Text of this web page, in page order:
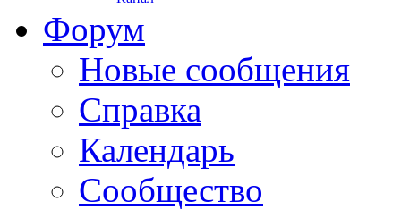
Форум
Новые сообщения
Справка
Календарь
Сообщество